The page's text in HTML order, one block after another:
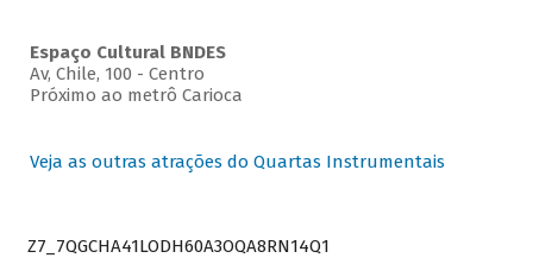
Espaço Cultural BNDES
Av, Chile, 100 - Centro
Próximo ao metrô Carioca
Veja as outras atrações do Quartas Instrumentais
Z7_7QGCHA41LODH60A3OQA8RN14Q1